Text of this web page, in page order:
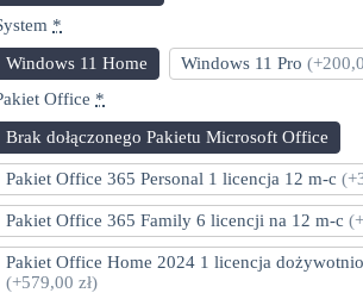
*
Windows 11 Home
Windows 11 Pro
Office *
Brak dołączonego Pakietu Microsoft Office
Pakiet Office 365 Personal 1 licencja 12 m-c
Pakiet Office 365 Family 6 licencji na 12 m-c
Pakiet Office Home 2024 1 licencja dożywotnio
(+579,00 zł)